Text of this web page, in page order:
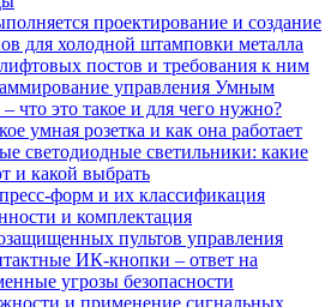
проектирование и создание
для холодной штамповки металла
постов и требования к ним
управления Умным
что это такое и для чего нужно?
умная розетка и как она работает
светодиодные светильники: какие
и какой выбрать
форм и их классификация
и комплектация
пультов управления
ИК-кнопки – ответ на
угрозы безопасности